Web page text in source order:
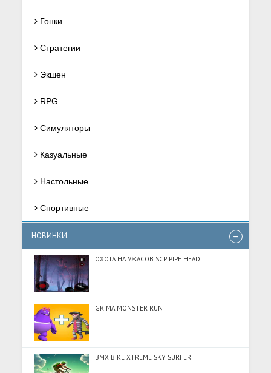
Гонки
Стратегии
Экшен
RPG
Симуляторы
Казуальные
Настольные
Спортивные
НОВИНКИ
ОХОТА НА УЖАСОВ SCP PIPE HEAD
GRIMA MONSTER RUN
BMX BIKE XTREME SKY SURFER